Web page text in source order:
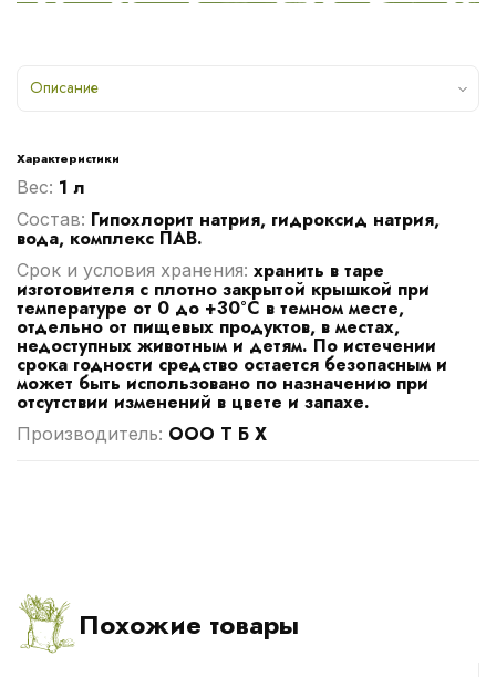
Описание
Характеристики
Вес: 1 л
Cостав: Гипохлорит натрия, гидроксид натрия,
вода, комплекс ПАВ.
Срок и условия хранения: хранить в таре
изготовителя с плотно закрытой крышкой при
температуре от 0 до +30°С в темном месте,
отдельно от пищевых продуктов, в местах,
недоступных животным и детям. По истечении
срока годности средство остается безопасным и
может быть использовано по назначению при
отсутствии изменений в цвете и запахе.
Производитель: ООО Т Б Х
Похожие товары